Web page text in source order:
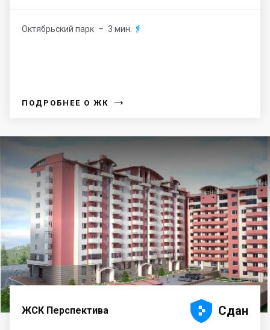
Октябрьский парк – 3 мин. 
ПОДРОБНЕЕ О ЖК →
ЖСК Перспектива 



 Сдан